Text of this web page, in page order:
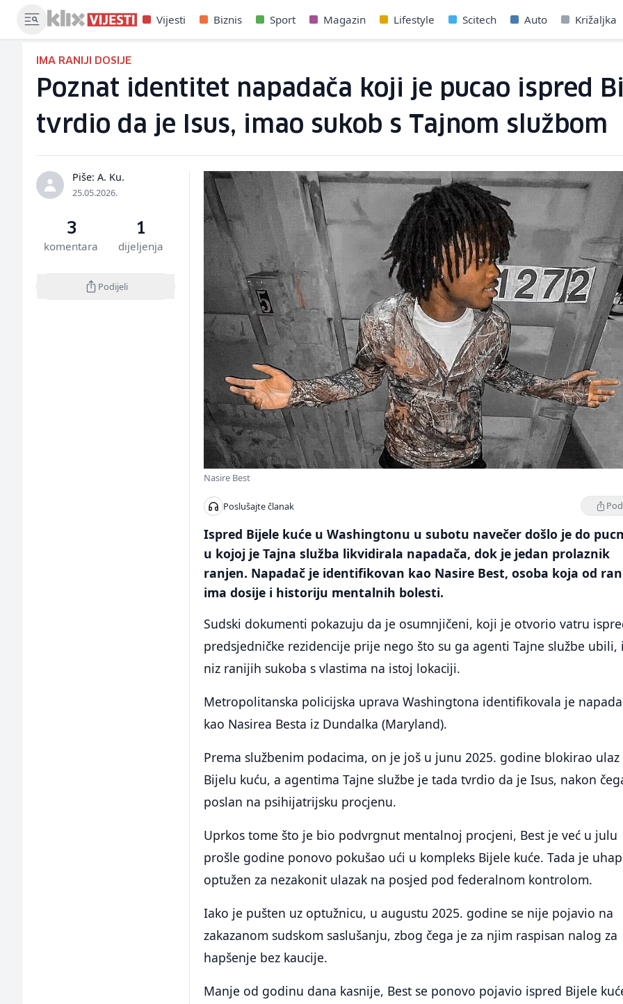
Vijesti Biznis Sport Magazin Lifestyle Scitech Auto Križaljka
IMA RANIJI DOSIJE
Poznat identitet napadača koji je pucao ispred
tvrdio da je Isus, imao sukob s Tajnom službom
Piše: A. Ku.
25.05.2026.
3
komentara
1
dijeljenja
Podijeli
Nasire Best
Poslušajte članak
Ispred Bijele kuće u Washingtonu u subotu navečer došlo je do
u kojoj je Tajna služba likvidirala napadača, dok je jedan prolaznik
ranjen. Napadač je identifikovan kao Nasire Best, osoba koja od
ima dosije i historiju mentalnih bolesti.
Sudski dokumenti pokazuju da je osumnjičeni, koji je otvorio vatru
predsjedničke rezidencije prije nego što su ga agenti Tajne službe ubili,
niz ranijih sukoba s vlastima na istoj lokaciji.
Metropolitanska policijska uprava Washingtona identifikovala je
kao Nasirea Besta iz Dundalka (Maryland).
Prema službenim podacima, on je još u junu 2025. godine blokirao ulaz
Bijelu kuću, a agentima Tajne službe je tada tvrdio da je Isus, nakon
poslan na psihijatrijsku procjenu.
Uprkos tome što je bio podvrgnut mentalnoj procjeni, Best je već u julu
prošle godine ponovo pokušao ući u kompleks Bijele kuće. Tada je
optužen za nezakonit ulazak na posjed pod federalnom kontrolom.
Iako je pušten uz optužnicu, u augustu 2025. godine se nije pojavio na
zakazanom sudskom saslušanju, zbog čega je za njim raspisan nalog za
hapšenje bez kaucije.
Manje od godinu dana kasnije, Best se ponovo pojavio ispred Bijele